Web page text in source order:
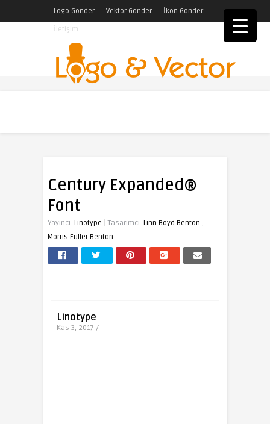
Logo Gönder Vektör Gönder
İkon Gönder
İletişim
Century Expanded®
Font
Yayıncı: Linotype |Tasarımcı: Linn Boyd Benton ,
Morris Fuller Benton
Linotype
Kas 3, 2017 /